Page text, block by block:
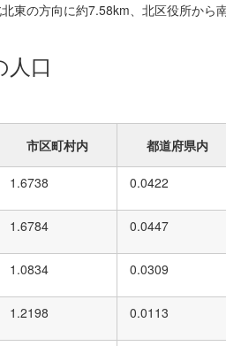
東の方向に約7.58km、北区役所から
人口
市区町村内 都道府県内
1.6738 0.0422
1.6784 0.0447
1.0834 0.0309
1.2198 0.0113